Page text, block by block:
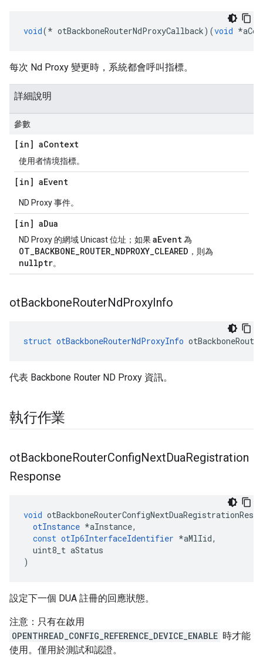
void(* otBackboneRouterNdProxyCallback)(void *
每次 Nd Proxy 變更時，系統都會呼叫指標。
詳細說明
參數
[in] aContext
使用者情境指標。
[in] aEvent
ND Proxy 事件。
[in] aDua
ND Proxy 的網域 Unicast 位址；如果aEvent為
OT_BACKBONE_ROUTER_NDPROXY_CLEARED ，則為
nullptr。
otBackboneRouterNdProxyInfo
struct otBackboneRouterNdProxyInfo
代表 Backbone Router ND Proxy 資訊。
執行作業
otBackboneRouterConfigNextDuaRegistration
Response
void
otInstance *aInstance,
const otIp6InterfaceIdentifier *aMlIid,
uint8_t aStatus
)
設定下一個 DUA 註冊的回應狀態。
注意：只有在啟用
OPENTHREAD_CONFIG_REFERENCE_DEVICE_ENABLE 時才能
使用。僅用於測試和認證。